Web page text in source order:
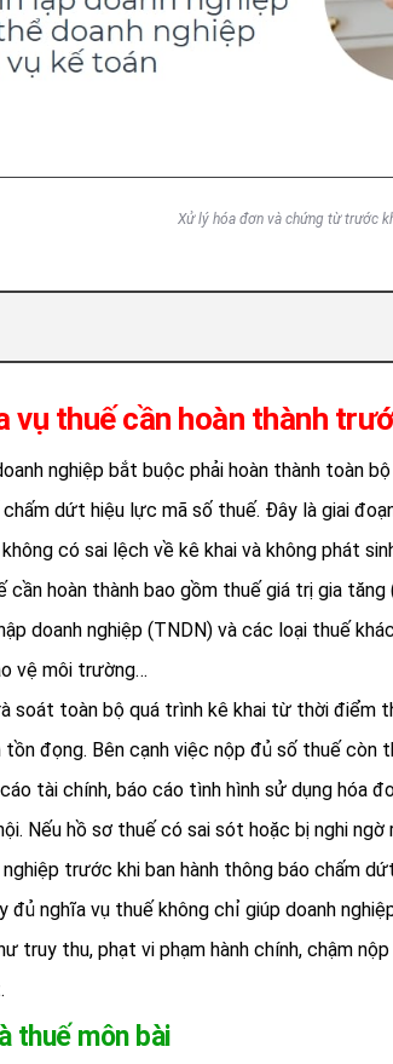
Xử lý hóa đơn và chứng từ trước
vụ thuế cần hoàn thành
nghiệp bắt buộc phải hoàn thành toàn
dứt hiệu lực mã số thuế. Đây là giai
có sai lệch về kê khai và không phát
cần hoàn thành bao gồm thuế giá trị gia
doanh nghiệp (TNDN) và các loại thuế
vệ môi trường…
soát toàn bộ quá trình kê khai từ thời điểm
đọng. Bên cạnh việc nộp đủ số thuế còn
tài chính, báo cáo tình hình sử dụng hóa
Nếu hồ sơ thuế có sai sót hoặc bị nghi
trước khi ban hành thông báo chấm
đủ nghĩa vụ thuế không chỉ giúp doanh
truy thu, phạt vi phạm hành chính, chậm
thuế môn bài